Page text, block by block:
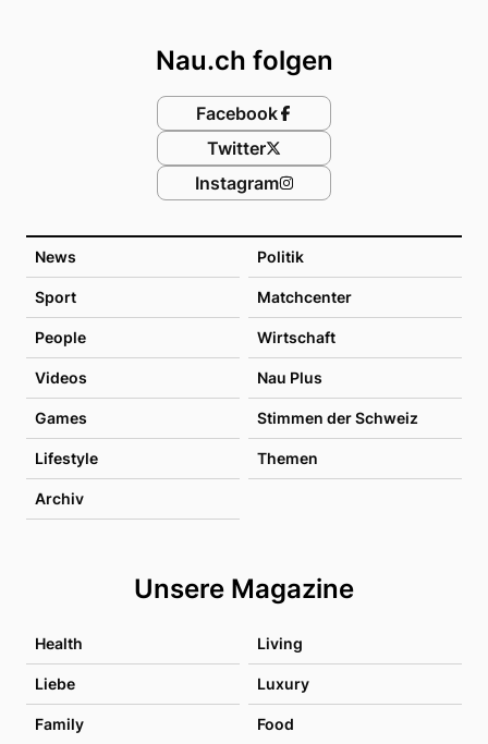
News Politik
Sport Matchcenter
People Wirtschaft
Videos Nau Plus
Games Stimmen der Schweiz
Lifestyle Themen
Archiv
Unsere Magazine
Health Living
Liebe Luxury
Family Food
Nau.ch folgen
Facebook
Twitter
Instagram